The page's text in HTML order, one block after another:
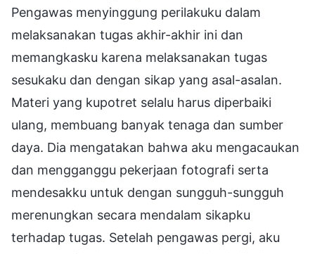
Pengawas menyinggung perilakuku dalam
melaksanakan tugas akhir-akhir ini dan
memangkasku karena melaksanakan tugas
sesukaku dan dengan sikap yang asal-asalan.
Materi yang kupotret selalu harus diperbaiki
ulang, membuang banyak tenaga dan sumber
daya. Dia mengatakan bahwa aku mengacaukan
dan mengganggu pekerjaan fotografi serta
mendesakku untuk dengan sungguh-sungguh
merenungkan secara mendalam sikapku
terhadap tugas. Setelah pengawas pergi, aku